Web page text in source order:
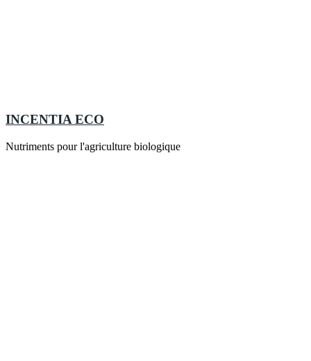
INCENTIA ECO
Nutriments pour l'agriculture biologique